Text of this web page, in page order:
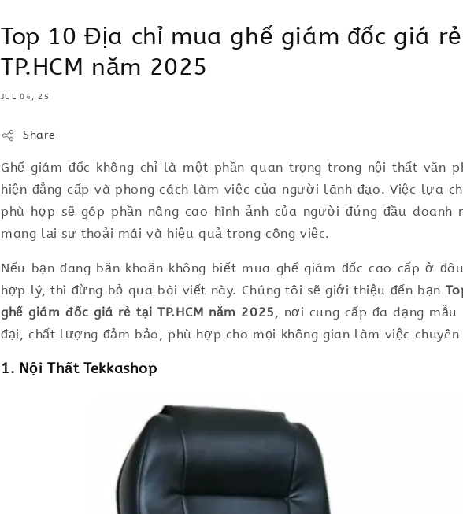
Top 10 Địa chỉ mua ghế giám đốc giá
TP.HCM năm 2025
JUL 04, 25
Share
Ghế giám đốc không chỉ là một phần quan trọng trong nội thất văn
hiện đẳng cấp và phong cách làm việc của người lãnh đạo. Việc lựa
phù hợp sẽ góp phần nâng cao hình ảnh của người đứng đầu doanh
mang lại sự thoải mái và hiệu quả trong công việc.
Nếu bạn đang băn khoăn không biết mua ghế giám đốc cao cấp ở
hợp lý, thì đừng bỏ qua bài viết này. Chúng tôi sẽ giới thiệu đến bạn
ghế giám đốc giá rẻ tại TP.HCM năm 2025 , nơi cung cấp đa dạng
đại, chất lượng đảm bảo, phù hợp cho mọi không gian làm việc chuyên
1. Nội Thất Tekkashop